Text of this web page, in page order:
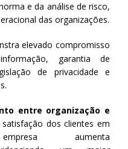
e da análise de risco,
das organizações.
elevado compromisso
garantia de
de privacidade e
entre organização e
dos clientes em
aumenta